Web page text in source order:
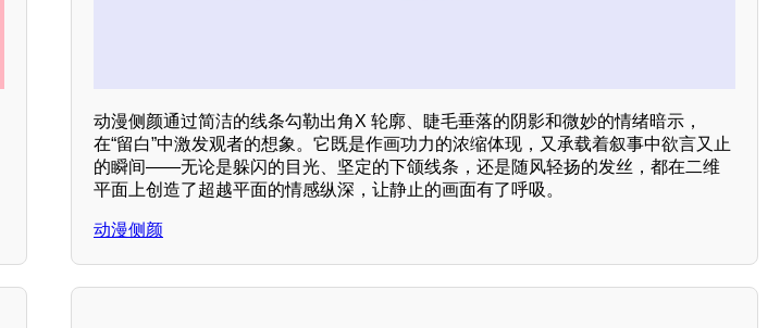
动漫侧颜通过简洁的线条勾勒出角X 轮廓、睫毛垂落的阴影和微妙的情绪暗示，
在“留白”中激发观者的想象。它既是作画功力的浓缩体现，又承载着叙事中欲言又止
的瞬间——无论是躲闪的目光、坚定的下颌线条，还是随风轻扬的发丝，都在二维
平面上创造了超越平面的情感纵深，让静止的画面有了呼吸。
动漫侧颜